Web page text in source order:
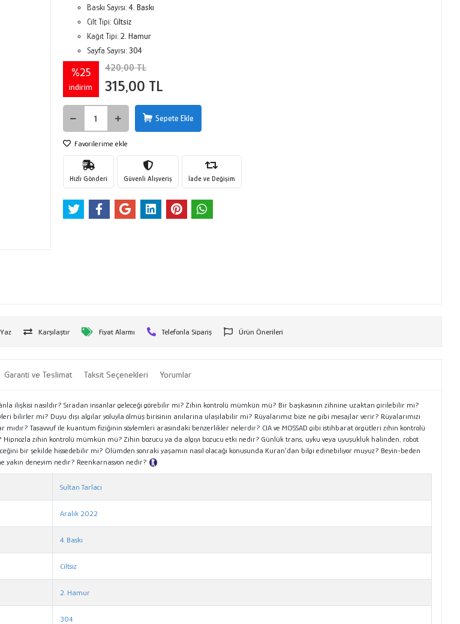
Baskı Sayısı:4. Baskı
Cilt Tipi: Ciltsiz
Kağıt Tipi: 2. Hamur
Sayfa Sayısı: 304
%25
indirim
420,00 TL
315,00 TL
Sepete Ekle
Favorilerime ekle
Hızlı Gönderi Güvenli Alışveriş İade ve Değişim
Karşılaştır Fiyat Alarmı Telefonla Sipariş Ürün Önerileri
Garanti ve Teslimat Taksit Seçenekleri Yorumlar
ilişkisi nasıldır? Sıradan insanlar geleceği görebilir mi? Zihin kontrolü mümkün mü? Bir başkasının zihnine uzaktan girilebilir mi?
mi? Duyu dışı algılar yoluyla ölmüş birisinin anılarına ulaşılabilir mi? Rüyalarımız bize ne gibi mesajlar verir? Rüyalarımızı
Tasavvuf ile kuantum fiziğinin söylemleri arasındaki benzerlikler nelerdir? CIA ve MOSSAD gibi istihbarat örgütleri zihin kontrolü
zihin kontrolü mümkün mü? Zihin bozucu ya da algıyı bozucu etki nedir? Günlük trans, uyku veya uyuşukluk halinden, robot
bir şekilde hissedebilir mi? Ölümden sonraki yaşamın nasıl olacağı konusunda Kuran’dan bilgi edinebiliyor muyuz? Beyin-beden
deneyim nedir? Reenkarnasyon nedir?
Sultan Tarlacı
Aralık 2022
4. Baskı
Ciltsiz
2. Hamur
304